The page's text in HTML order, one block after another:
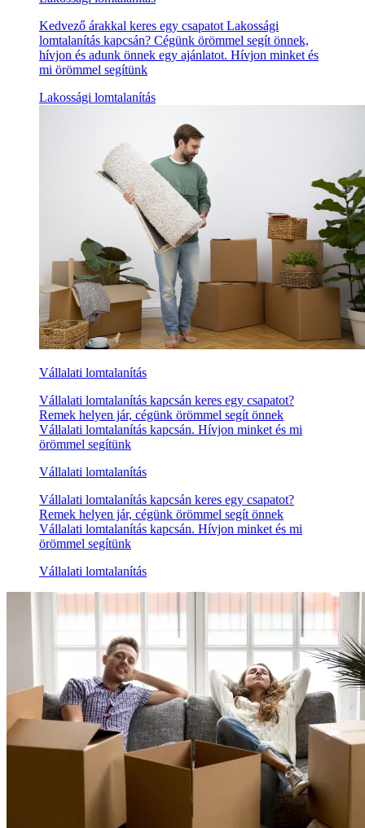
Kedvező árakkal keres egy csapatot Lakossági
lomtalanítás kapcsán? Cégünk örömmel segít önnek,
hívjon és adunk önnek egy ajánlatot. Hívjon minket és
mi örömmel segítünk
Lakossági lomtalanítás
Vállalati lomtalanítás
Vállalati lomtalanítás kapcsán keres egy csapatot?
Remek helyen jár, cégünk örömmel segít önnek
Vállalati lomtalanítás kapcsán. Hívjon minket és mi
örömmel segítünk
Vállalati lomtalanítás
Vállalati lomtalanítás kapcsán keres egy csapatot?
Remek helyen jár, cégünk örömmel segít önnek
Vállalati lomtalanítás kapcsán. Hívjon minket és mi
örömmel segítünk
Vállalati lomtalanítás